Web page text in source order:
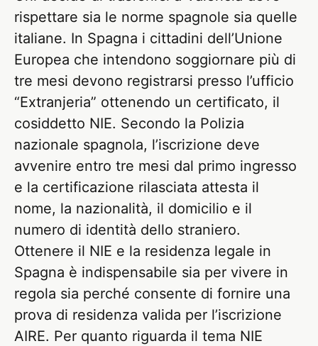
rispettare sia le norme spagnole sia quelle
italiane. In Spagna i cittadini dell’Unione
Europea che intendono soggiornare più di
tre mesi devono registrarsi presso l’ufficio
“Extranjeria” ottenendo un certificato, il
cosiddetto NIE. Secondo la Polizia
nazionale spagnola, l’iscrizione deve
avvenire entro tre mesi dal primo ingresso
e la certificazione rilasciata attesta il
nome, la nazionalità, il domicilio e il
numero di identità dello straniero.
Ottenere il NIE e la residenza legale in
Spagna è indispensabile sia per vivere in
regola sia perché consente di fornire una
prova di residenza valida per l’iscrizione
AIRE. Per quanto riguarda il tema NIE